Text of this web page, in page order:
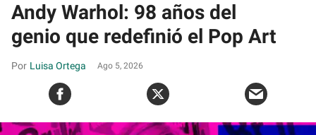
Andy Warhol: 98 años del
genio que redefinió el Pop Art
Luisa Ortega Ago 5, 2026